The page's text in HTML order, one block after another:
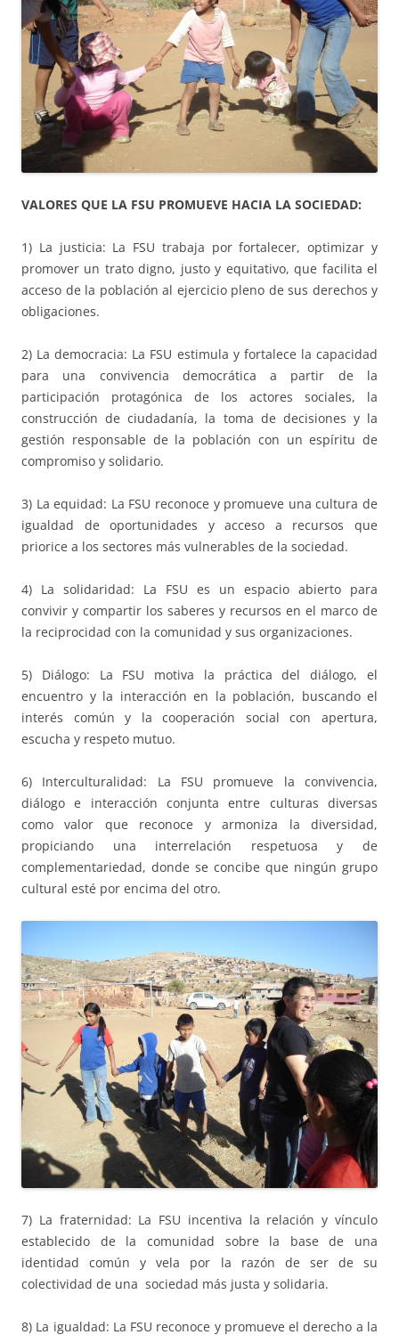
VALORES QUE LA FSU PROMUEVE HACIA LA SOCIEDAD:
1) La justicia: La FSU trabaja por fortalecer, optimizar y
promover un trato digno, justo y equitativo, que facilita el
acceso de la población al ejercicio pleno de sus derechos y
obligaciones.
2) La democracia: La FSU estimula y fortalece la capacidad
para una convivencia democrática a partir de la
participación protagónica de los actores sociales, la
construcción de ciudadanía, la toma de decisiones y la
gestión responsable de la población con un espíritu de
compromiso y solidario.
3) La equidad: La FSU reconoce y promueve una cultura de
igualdad de oportunidades y acceso a recursos que
priorice a los sectores más vulnerables de la sociedad.
4) La solidaridad: La FSU es un espacio abierto para
convivir y compartir los saberes y recursos en el marco de
la reciprocidad con la comunidad y sus organizaciones.
5) Diálogo: La FSU motiva la práctica del diálogo, el
encuentro y la interacción en la población, buscando el
interés común y la cooperación social con apertura,
escucha y respeto mutuo.
6) Interculturalidad: La FSU promueve la convivencia,
diálogo e interacción conjunta entre culturas diversas
como valor que reconoce y armoniza la diversidad,
propiciando una interrelación respetuosa y de
complementariedad, donde se concibe que ningún grupo
cultural esté por encima del otro.
7) La fraternidad: La FSU incentiva la relación y vínculo
establecido de la comunidad sobre la base de una
identidad común y vela por la razón de ser de su
colectividad de una sociedad más justa y solidaria.
8) La igualdad: La FSU reconoce y promueve el derecho a la
ACTUALITAT
Notícies
Butlletins
Diari de la Fundació
Fundesplai als mitjans
Fes voluntariat
Fes un donatiu